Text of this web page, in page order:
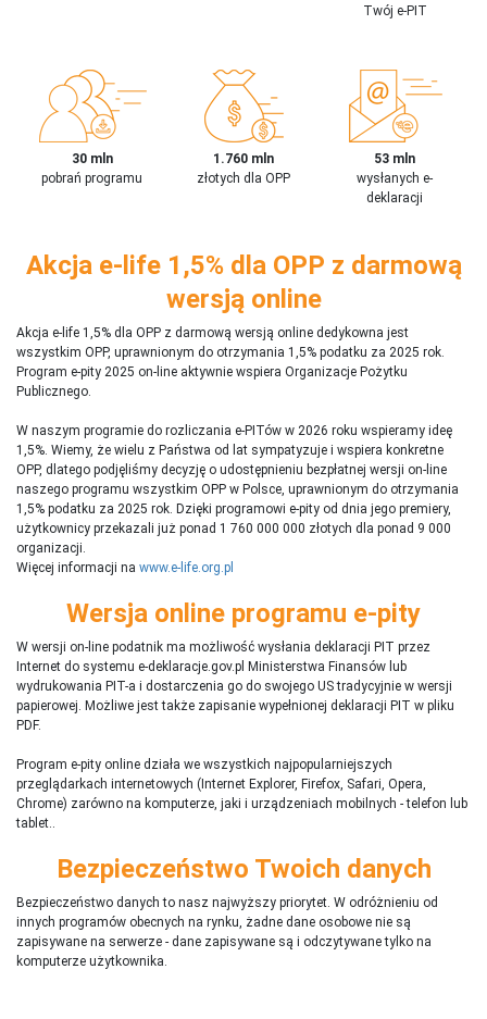
Twój e-PIT
30 mln
pobrań programu
1.760 mln
złotych dla OPP
53 mln
wysłanych e-
deklaracji
Akcja e-life 1,5% dla OPP z darmową
wersją online
Akcja e-life 1,5% dla OPP z darmową wersją online dedykowna jest
wszystkim OPP, uprawnionym do otrzymania 1,5% podatku za 2025 rok.
Program e-pity 2025 on-line aktywnie wspiera Organizacje Pożytku
Publicznego.
W naszym programie do rozliczania e-PITów w 2026 roku wspieramy ideę
1,5%. Wiemy, że wielu z Państwa od lat sympatyzuje i wspiera konkretne
OPP, dlatego podjęliśmy decyzję o udostępnieniu bezpłatnej wersji on-line
naszego programu wszystkim OPP w Polsce, uprawnionym do otrzymania
1,5% podatku za 2025 rok. Dzięki programowi e-pity od dnia jego premiery,
użytkownicy przekazali już ponad 1 760 000 000 złotych dla ponad 9 000
organizacji.
Więcej informacji na www.e-life.org.pl
Wersja online programu e-pity
W wersji on-line podatnik ma możliwość wysłania deklaracji PIT przez
Internet do systemu e-deklaracje.gov.pl Ministerstwa Finansów lub
wydrukowania PIT-a i dostarczenia go do swojego US tradycyjnie w wersji
papierowej. Możliwe jest także zapisanie wypełnionej deklaracji PIT w pliku
PDF.
Program e-pity online działa we wszystkich najpopularniejszych
przeglądarkach internetowych (Internet Explorer, Firefox, Safari, Opera,
Chrome) zarówno na komputerze, jaki i urządzeniach mobilnych - telefon lub
tablet..
Bezpieczeństwo Twoich danych
Bezpieczeństwo danych to nasz najwyższy priorytet. W odróżnieniu od
innych programów obecnych na rynku, żadne dane osobowe nie są
zapisywane na serwerze - dane zapisywane są i odczytywane tylko na
komputerze użytkownika.